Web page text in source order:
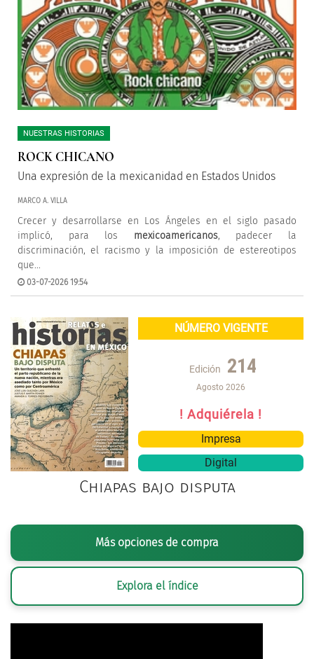
NUESTRAS HISTORIAS
ROCK CHICANO
Una expresión de la mexicanidad en Estados Unidos
MARCO A. VILLA
Crecer y desarrollarse en Los Ángeles en el siglo pasado
implicó, para los mexicoamericanos, padecer la
discriminación, el racismo y la imposición de estereotipos
que...
03-07-2026 19:54
NÚMERO VIGENTE
Edición 214
Agosto 2026
! Adquiérela !
Impresa
Digital
Chiapas bajo disputa
Más opciones de compra
Explora el índice